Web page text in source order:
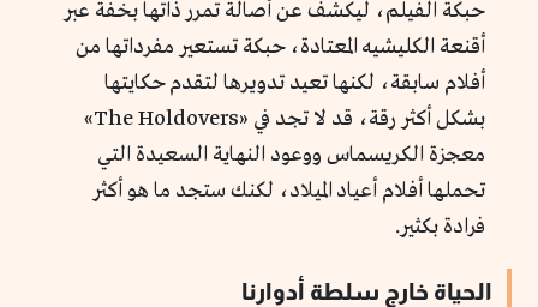
حبكة الفيلم، ليكشف عن أصالة تمرر ذاتها بخفة عبر
أقنعة الكليشيه المعتادة، حبكة تستعير مفرداتها من
أفلام سابقة، لكنها تعيد تدويرها لتقدم حكايتها
بشكل أكثر رقة، قد لا تجد في «The Holdovers»
معجزة الكريسماس ووعود النهاية السعيدة التي
تحملها أفلام أعياد الميلاد، لكنك ستجد ما هو أكثر
فرادة بكثير.
الحياة خارج سلطة أدوارنا